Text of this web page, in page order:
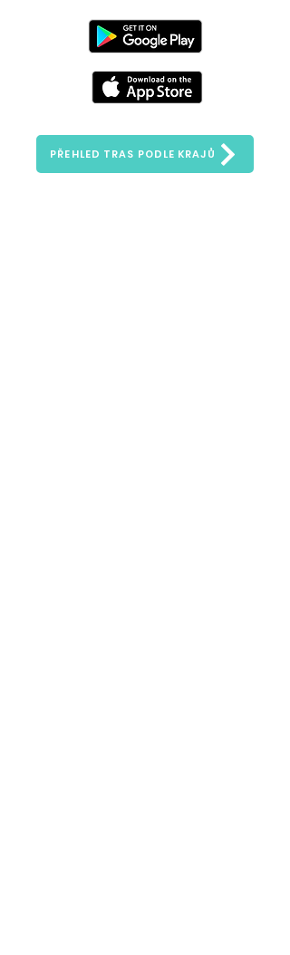
PŘEHLED TRAS PODLE KRAJŮ